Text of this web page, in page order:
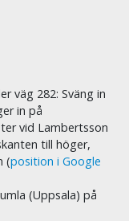
väg 282: Sväng in
in på
vid Lambertsson
till höger,
(position i Google
(Uppsala) på